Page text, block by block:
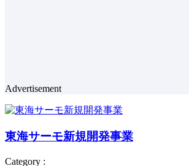
Advertisement
東海サーモ新規開発事業
Category :